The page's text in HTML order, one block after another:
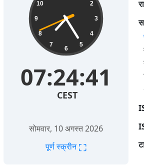
2
3
4
5
6
7
8
9
10
07:24:41
CEST
सोमवार, 10 अगस्त 2026
पूर्ण स्क्रीन⛶